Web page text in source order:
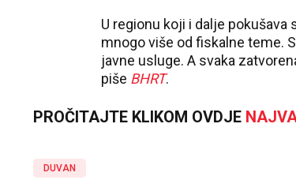
U regionu koji i dalje
mnogo više od fiskalne teme.
javne usluge. A svaka
piše BHRT.
PROČITAJTE KLIKOM OVDJE
DUVAN